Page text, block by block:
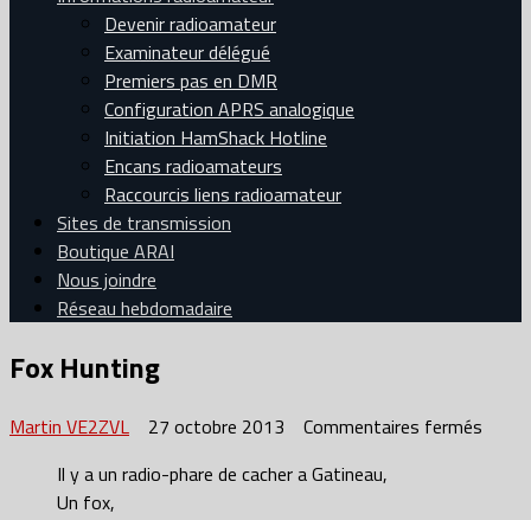
Devenir radioamateur
Examinateur délégué
Premiers pas en DMR
Configuration APRS analogique
Initiation HamShack Hotline
Encans radioamateurs
Raccourcis liens radioamateur
Sites de transmission
Boutique ARAI
Nous joindre
Réseau hebdomadaire
Fox Hunting
Martin VE2ZVL 27 octobre 2013 Commentaires fermés
Il y a un radio-phare de cacher a Gatineau,
Un fox,